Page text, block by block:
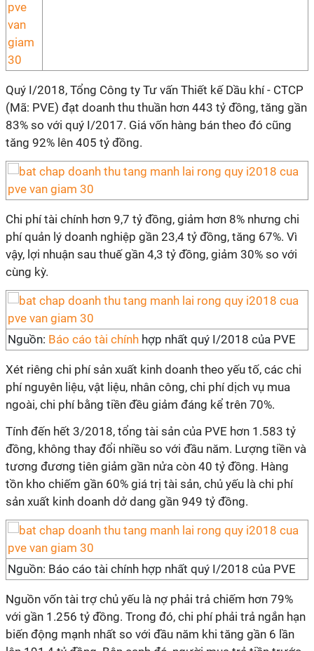
Quý I/2018, Tổng Công ty Tư vấn Thiết kế Dầu khí - CTCP
(Mã: PVE) đạt doanh thu thuần hơn 443 tỷ đồng, tăng gần
83% so với quý I/2017. Giá vốn hàng bán theo đó cũng
tăng 92% lên 405 tỷ đồng.
Chi phí tài chính hơn 9,7 tỷ đồng, giảm hơn 8% nhưng chi
phí quản lý doanh nghiệp gần 23,4 tỷ đồng, tăng 67%. Vì
vậy, lợi nhuận sau thuế gần 4,3 tỷ đồng, giảm 30% so với
cùng kỳ.
Nguồn: Báo cáo tài chính hợp nhất quý I/2018 của PVE
Xét riêng chi phí sản xuất kinh doanh theo yếu tố, các chi
phí nguyên liệu, vật liệu, nhân công, chi phí dịch vụ mua
ngoài, chi phí bằng tiền đều giảm đáng kể trên 70%.
Tính đến hết 3/2018, tổng tài sản của PVE hơn 1.583 tỷ
đồng, không thay đổi nhiều so với đầu năm. Lượng tiền và
tương đương tiên giảm gần nửa còn 40 tỷ đồng. Hàng
tồn kho chiếm gần 60% giá trị tài sản, chủ yếu là chi phí
sản xuất kinh doanh dở dang gần 949 tỷ đồng.
Nguồn: Báo cáo tài chính hợp nhất quý I/2018 của PVE
Nguồn vốn tài trợ chủ yếu là nợ phải trả chiếm hơn 79%
với gần 1.256 tỷ đồng. Trong đó, chi phí phải trả ngắn hạn
biến động mạnh nhất so với đầu năm khi tăng gần 6 lần